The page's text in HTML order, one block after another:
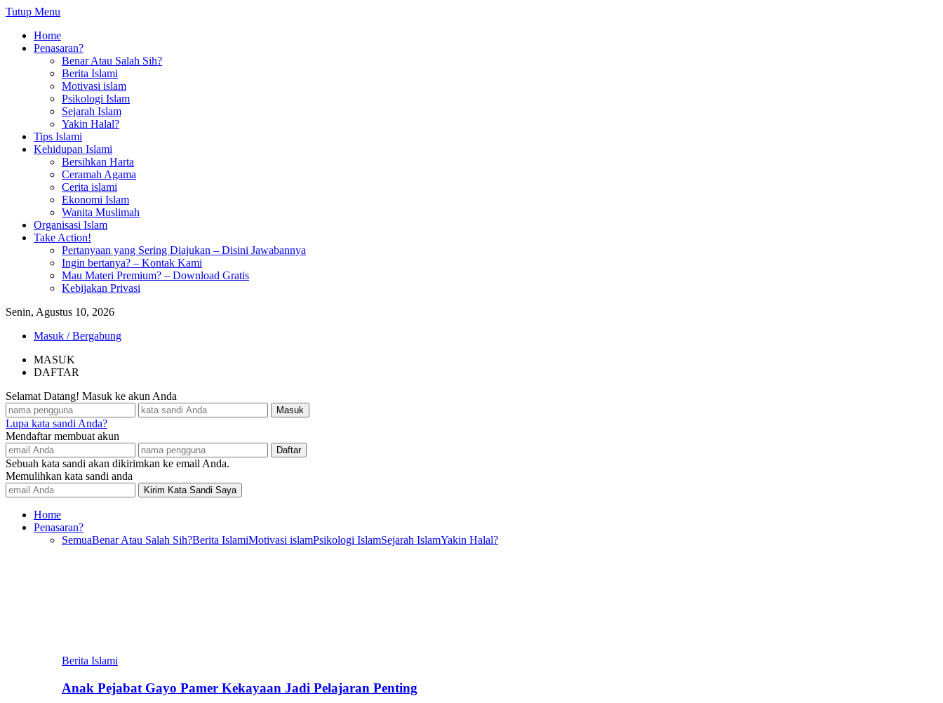
Tutup Menu
Home
Penasaran?
Benar Atau Salah Sih?
Berita Islami
Motivasi islam
Psikologi Islam
Sejarah Islam
Yakin Halal?
Tips Islami
Kehidupan Islami
Bersihkan Harta
Ceramah Agama
Cerita islami
Ekonomi Islam
Wanita Muslimah
Organisasi Islam
Take Action!
Pertanyaan yang Sering Diajukan – Disini Jawabannya
Ingin bertanya? – Kontak Kami
Mau Materi Premium? – Download Gratis
Kebijakan Privasi
Senin, Agustus 10, 2026
Masuk / Bergabung
MASUK
DAFTAR
Selamat Datang! Masuk ke akun Anda
Lupa kata sandi Anda?
Mendaftar membuat akun
Sebuah kata sandi akan dikirimkan ke email Anda.
Memulihkan kata sandi anda
Home
Penasaran?
SemuaBenar Atau Salah Sih?Berita IslamiMotivasi islamPsikologi IslamSejarah IslamYakin Halal?
Berita Islami
Anak Pejabat Gayo Pamer Kekayaan Jadi Pelajaran Penting